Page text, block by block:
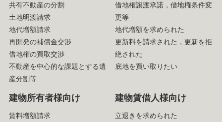
共有不動産の分割
土地明渡請求
地代増額請求
再開発の補償金交渉
借地権の買取交渉
不動産を中心的な課題とする遺
産分割等
借地権譲渡承諾，借地権条件変
更等
地代増額を求められた
更新料を請求された，更新を拒
絶された
底地を買い取りたい
建物所有者様向け
賃料増額請求
建物賃借人様向け
立退きを求められた